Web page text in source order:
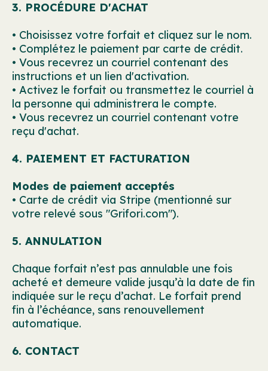
3. PROCÉDURE D'ACHAT
• Choisissez votre forfait et cliquez sur le nom.
• Complétez le paiement par carte de crédit.
• Vous recevrez un courriel contenant des
instructions et un lien d'activation.
• Activez le forfait ou transmettez le courriel à
la personne qui administrera le compte.
• Vous recevrez un courriel contenant votre
reçu d'achat.
4. PAIEMENT ET FACTURATION
Modes de paiement acceptés
• Carte de crédit via Stripe (mentionné sur
votre relevé sous "Grifori.com").
5. ANNULATION
Chaque forfait n’est pas annulable une fois
acheté et demeure valide jusqu’à la date de fin
indiquée sur le reçu d’achat. Le forfait prend
fin à l’échéance, sans renouvellement
automatique.
6. CONTACT